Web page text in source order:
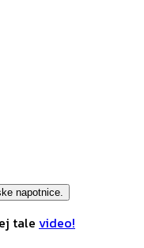
napotnice.
tale video!